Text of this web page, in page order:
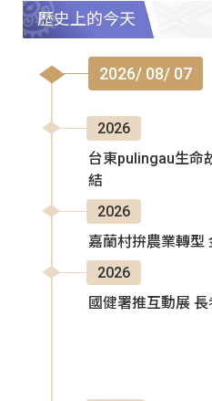
歷史上的今天
2026/ 08/ 07
2026
台東pulingau生命
結
2026
嘉蘭村拚農業轉型
2026
國健署推互動展